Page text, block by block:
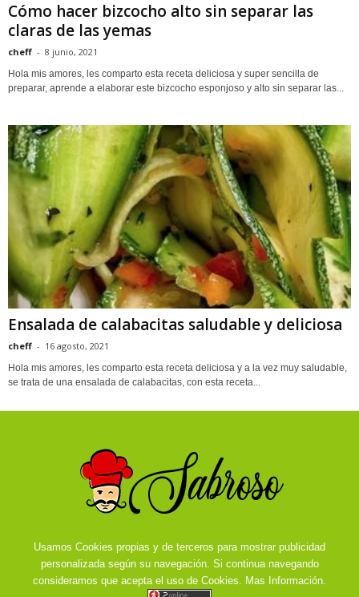
Cómo hacer bizcocho alto sin separar las
claras de las yemas
cheff - 8 junio, 2021
Hola mis amores, les comparto esta receta deliciosa y super sencilla de
preparar, aprende a elaborar este bizcocho esponjoso y alto sin separar las...
Ensalada de calabacitas saludable y deliciosa
cheff - 16 agosto, 2021
Hola mis amores, les comparto esta receta deliciosa y a la vez muy saludable,
se trata de una ensalada de calabacitas, con esta receta...
Usamos Cookies propias y de terceros para mostrar publicidad
personalizada según su navegación. Si continua navegando
consideramos que acepta el uso de Cookies. Mas Información.